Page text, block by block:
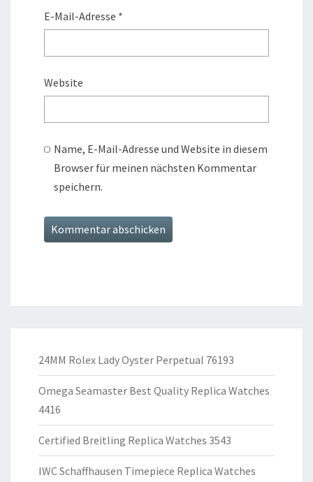
E-Mail-Adresse *
Website
Name, E-Mail-Adresse und Website in diesem
Browser für meinen nächsten Kommentar
speichern.
24MM Rolex Lady Oyster Perpetual 76193
Omega Seamaster Best Quality Replica Watches
4416
Certified Breitling Replica Watches 3543
IWC Schaffhausen Timepiece Replica Watches